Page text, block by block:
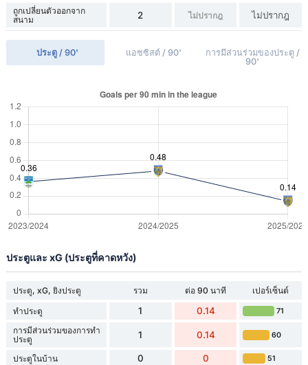
ถูกเปลี่ยนตัวออกจาก
สนาม
2 ไม่ปรากฎ ไม่ปรากฎ
ประตู / 90' แอซซิสต์ / 90'
การมีส่วนร่วมของประตู /
90'
ประตูและ xG (ประตูที่คาดหวัง)
ประตู, xG, ยิงประตู รวม ต่อ 90 นาที
เปอร์เซ็นต์
ทำประตู
1 0.14 71
การมีส่วนร่วมของการทำ
ประตู
1 0.14 60
ประตูในบ้าน 0 0 51